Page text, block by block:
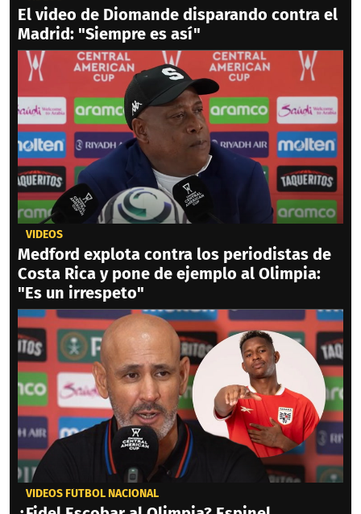
El video de Diomande disparando contra el
Madrid: "Siempre es así"
VIDEOS
Medford explota contra los periodistas de
Costa Rica y pone de ejemplo al Olimpia:
"Es un irrespeto"
VIDEOS FÚTBOL NACIONAL